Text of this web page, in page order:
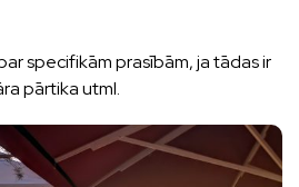
specifikām prasībām, ja tādas ir
pārtika utml.